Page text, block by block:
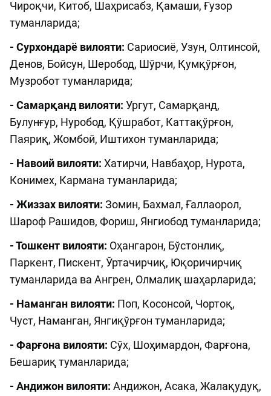
Чироқчи, Китоб, Шаҳрисабз, Қамаши, Ғузор
туманларида;
- Сурхондарё вилояти: Сариосиё, Узун, Олтинсой,
Денов, Бойсун, Шеробод, Шўрчи, Қумқўрғон,
Музробот туманларида;
- Самарқанд вилояти: Ургут, Самарқанд,
Булунғур, Нуробод, Қўшработ, Каттақўрғон,
Паяриқ, Жомбой, Иштихон туманларида;
- Навоий вилояти: Хатирчи, Навбаҳор, Нурота,
Конимех, Кармана туманларида;
- Жиззах вилояти: Зомин, Бахмал, Ғаллаорол,
Шароф Рашидов, Фориш, Янгиобод туманларида;
- Тошкент вилояти: Оҳангарон, Бўстонлиқ,
Паркент, Пискент, Ўртачирчиқ, Юқоричирчиқ
туманларида ва Ангрен, Олмалиқ шаҳарларида;
- Наманган вилояти: Поп, Косонсой, Чортоқ,
Чуст, Наманган, Янгиқўрғон туманларида;
- Фарғона вилояти: Сўх, Шоҳимардон, Фарғона,
Бешариқ туманларида;
- Андижон вилояти: Андижон, Асака, Жалақудуқ,